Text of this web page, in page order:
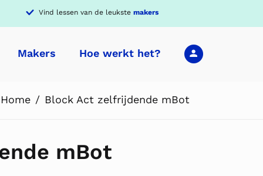
Vind lessen van de leukste makers
Makers Hoe werkt het?
Home Block Act zelfrijdende mBot
mBot